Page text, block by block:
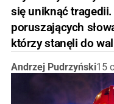
się uniknąć
poruszających
którzy stanęli do
Andrzej Pudrzyński15